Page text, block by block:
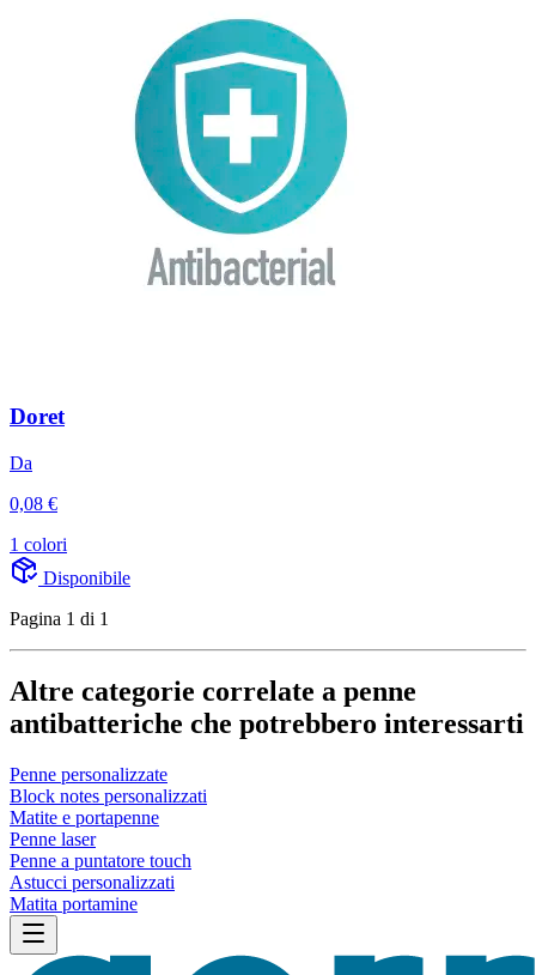
Doret
Da
0,08 €
1 colori
Disponibile
Pagina 1 di 1
Altre categorie correlate a penne
antibatteriche che potrebbero interessarti
Penne personalizzate
Block notes personalizzati
Matite e portapenne
Penne laser
Penne a puntatore touch
Astucci personalizzati
Matita portamine